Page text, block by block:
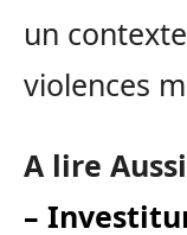
un
violences
A lire
–